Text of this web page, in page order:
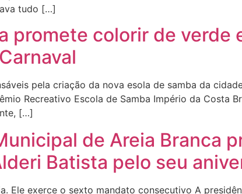
tudo […]
promete colorir de verde
pela criação da nova esola de samba da
Recreativo Escola de Samba Império da Costa
[…]
de Areia Branca
Batista pelo seu
Ele exerce o sexto mandato consecutivo A